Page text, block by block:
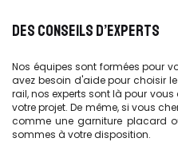
DES CONSEILS D’EXPERTS
Nos équipes sont formées pour
avez besoin d'aide pour choisir
rail, nos experts sont là pour
votre projet. De même, si vous
comme une garniture placard
sommes à votre disposition.